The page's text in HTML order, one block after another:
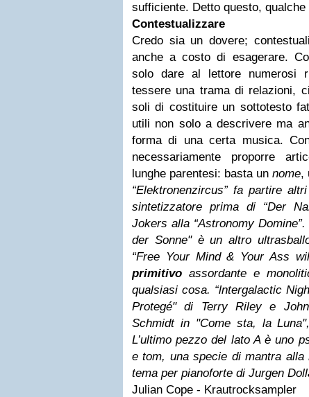
sufficiente. Detto questo, qualche
Contestualizzare
Credo sia un dovere;
anche a costo di esagerare.
solo dare al lettore numerosi
tessere una trama di relazioni,
soli di costituire un sottotesto
utili non solo a descrivere ma
forma di una certa musica.
necessariamente proporre
lunghe parentesi: basta un nome,
“Elektronenzircus” fa partire
sintetizzatore prima di “Der
Jokers alla “Astronomy Domine”.
der Sonne" è un altro
“Free Your Mind & Your Ass
primitivo assordante e
qualsiasi cosa. “lntergalactic
Protegé" di Terry Riley e
Schmidt in "Come sta, la
L’ultimo pezzo del lato A è uno
e tom, una specie di mantra alla
tema per pianoforte di Jurgen
Julian Cope - Krautrocksampler